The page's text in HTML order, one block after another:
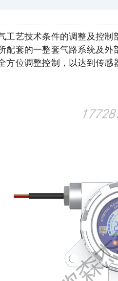
工艺技术条件的调整及控
配套的一整套气路系统及
方位调整控制，以达到传